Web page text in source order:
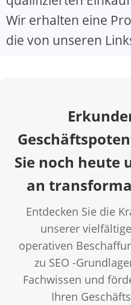
Wir erhalten eine
die von unseren
Sie noch heute
an
Entdecken Sie die
unserer
operativen
zu SEO -
Fachwissen und
Ihren